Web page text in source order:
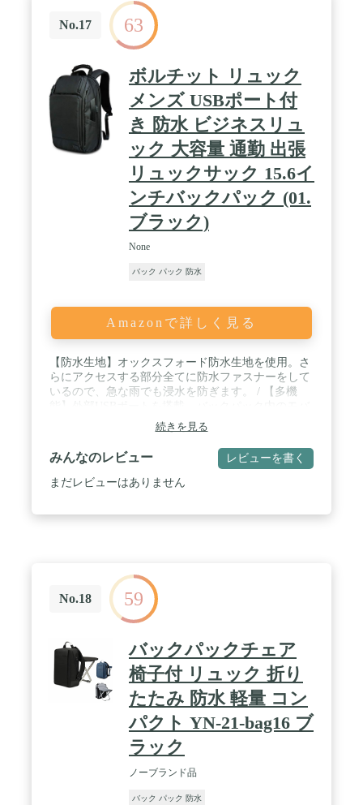
プの上起点の高さ位置を状況に合わせ調整可能。 /
様々なループとコンプレッションストラップ。すべ
てのストラップは調整可能です。取り外し可能なチ
ェストストラップとパッド入りウエストベルト。 /
容量：バックパック80L、デイパック20L / サイズ：
バックパック：約 38×22×70 cm サイドポケット：各
約 20×10×40 cm
No.17 63
ボルチット リュック
メンズ USBポート付
き 防水 ビジネスリュ
ック 大容量 通勤 出張
リュックサック 15.6イ
ンチバックパック (01.
ブラック)
None
バック パック 防水
Amazonで詳しく見る
【防水生地】オックスフォード防水生地を使用。さ
らにアクセスする部分全てに防水ファスナーをして
いるので、急な雨でも浸水を防ぎます。 / 【多機
イルバッテリーと繋げば、背負ったままスマホの充
電が可能。さらに盗難防止ポケット、キャリーオン
機能も搭載しているので、海外出張も安心。 / 【大
容量】3層式の式室が大容量の収納と整理力を実
現。15.6インチ PC、A4 B4サイズの書類も収納可
頂きますのでご安心ください。
続きを見る
みんなのレビュー レビューを書く
まだレビューはありません
No.18 59
バックパックチェア
椅子付 リュック 折り
たたみ 防水 軽量 コン
パクト YN-21-bag16 ブ
ラック
ノーブランド品
バック パック 防水